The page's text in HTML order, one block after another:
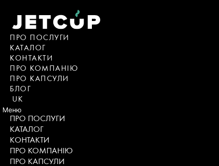
ПРО ПОСЛУГИ
КАТАЛОГ
KОНТАКТИ
ПРО КОМПАНІЮ
ПРО КАПСУЛИ
БЛОГ
UK
Меню
ПРО ПОСЛУГИ
КАТАЛОГ
KОНТАКТИ
ПРО КОМПАНІЮ
ПРО КАПСУЛИ